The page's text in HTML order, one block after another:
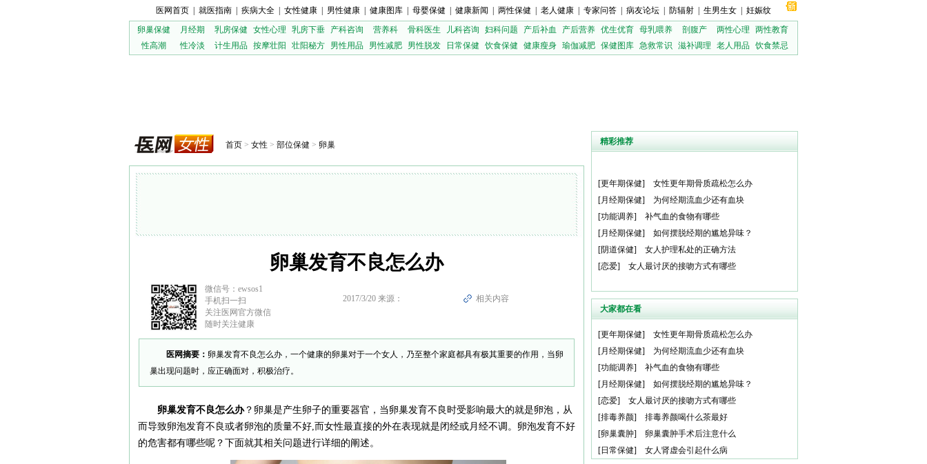
医网首页 就医指南 疾病大全 女性健康 男性健康 健康图库 母婴保健 健康新闻 两性保健 老人健康 专家问答 病友论坛 防辐射 生男生女
妊娠纹
卵巢保健
月经期 乳房保健 女性心理 乳房下垂 产科咨询 营养科 骨科医生 儿科咨询 妇科问题 产后补血 产后营养 优生优育 母乳喂养 剖腹产 两性心理
两性教育
性高潮
性冷淡 计生用品 按摩壮阳 壮阳秘方 男性用品 男性减肥 男性脱发 日常保健 饮食保健 健康瘦身 瑜伽减肥 保健图库 急救常识 滋补调理 老人用品 饮食禁忌
首页 > 女性 > 部位保健 > 卵巢
卵巢发育不良怎么办
微信号：ewsos1
手机扫一扫
关注医网官方微信
随时关注健康
2017/3/20 来源： 相关内容
医网摘要： 卵巢发育不良怎么办，一个健康的卵巢对于一个女人，乃至整个家庭都具有极其重要的作用，当卵
巢出现问题时，应正确面对，积极治疗。
卵巢发育不良怎么办？卵巢是产生卵子的重要器官，当卵巢发育不良时受影响最大的就是卵泡，从
而导致卵泡发育不良或者卵泡的质量不好,而女性最直接的外在表现就是闭经或月经不调。卵泡发育不好
的危害都有哪些呢？下面就其相关问题进行详细的阐述。
精彩推荐
[更年期保健]
女性更年期骨质疏松怎么办
[月经期保健]
为何经期流血少还有血块
[功能调养]
补气血的食物有哪些
[月经期保健]
如何摆脱经期的尴尬异味？
[阴道保健]
女人护理私处的正确方法
[恋爱] 女人最讨厌的接吻方式有哪些
大家都在看
[更年期保健]
女性更年期骨质疏松怎么办
[月经期保健]
为何经期流血少还有血块
[功能调养]
补气血的食物有哪些
[月经期保健]
如何摆脱经期的尴尬异味？
[恋爱]
女人最讨厌的接吻方式有哪些
[排毒养颜]
排毒养颜喝什么茶最好
[卵巢囊肿]
卵巢囊肿手术后注意什么
[日常保健] 女人肾虚会引起什么病